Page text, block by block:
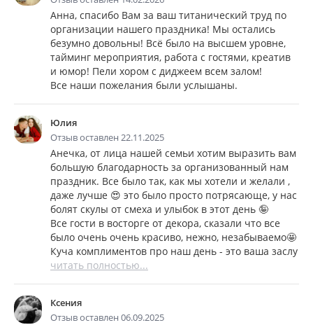
Анна, спасибо Вам за ваш титанический труд по
организации нашего праздника! Мы остались
безумно довольны! Всё было на высшем уровне,
тайминг мероприятия, работа с гостями, креатив
и юмор! Пели хором с диджеем всем залом!
Все наши пожелания были услышаны.
Юлия
Отзыв оставлен 22.11.2025
Анечка, от лица нашей семьи хотим выразить вам
большую благодарность за организованный нам
праздник. Все было так, как мы хотели и желали ,
даже лучше 😍 это было просто потрясающе, у нас
болят скулы от смеха и улыбок в этот день 🤪
Все гости в восторге от декора, сказали что все
было очень очень красиво, нежно, незабываемо🤩
Куча комплиментов про наш день - это ваша заслу
читать полностью...
Ксения
Отзыв оставлен 06.09.2025